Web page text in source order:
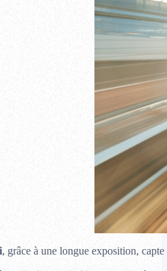
, grâce à une longue exposition,